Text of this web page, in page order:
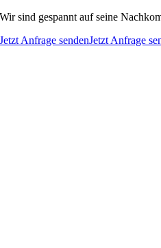
Wir sind gespannt auf seine
Jetzt Anfrage sendenJetzt Anfrage